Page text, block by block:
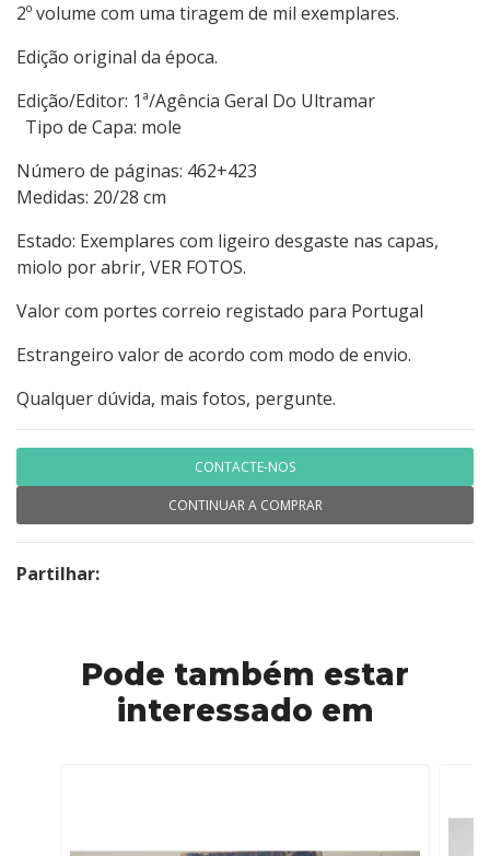
2º volume com uma tiragem de mil exemplares.
Edição original da época.
Edição/Editor: 1ª/Agência Geral Do Ultramar
Tipo de Capa: mole
Número de páginas: 462+423
Medidas: 20/28 cm
Estado: Exemplares com ligeiro desgaste nas capas,
miolo por abrir, VER FOTOS.
Valor com portes correio registado para Portugal
Estrangeiro valor de acordo com modo de envio.
Qualquer dúvida, mais fotos, pergunte.
CONTACTE-NOS
CONTINUAR A COMPRAR
Partilhar:
Pode também estar
interessado em